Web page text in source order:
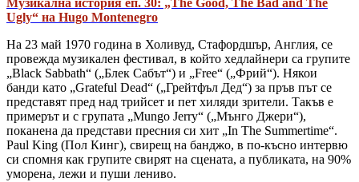
Музикална история еп. 30: „The Good, The Bad and The
Ugly“ на Hugo Montenegro
На 23 май 1970 година в Холивуд, Стафордшър, Англия, се
провежда музикален фестивал, в който хедлайнери са групите
„Black Sabbath“ („Блек Сабът“) и „Free“ („Фрий“). Някои
банди като „Grateful Dead“ („Грейтфъл Дед“) за пръв път се
представят пред над трийсет и пет хиляди зрители. Такъв е
примерът и с групата „Mungo Jerry“ („Мънго Джери“),
поканена да представи пресния си хит „In The Summertime“.
Paul King (Пол Кинг), свирещ на банджо, в по-късно интервю
си спомня как групите свирят на сцената, а публиката, на 90%
уморена, лежи и пуши лениво.